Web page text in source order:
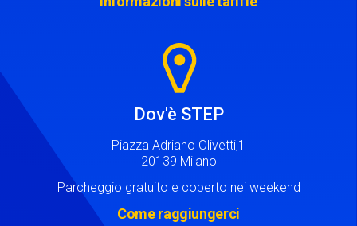
Dov'è STEP
Piazza Adriano Olivetti,1
20139 Milano
Parcheggio gratuito e coperto nei weekend
Come raggiungerci